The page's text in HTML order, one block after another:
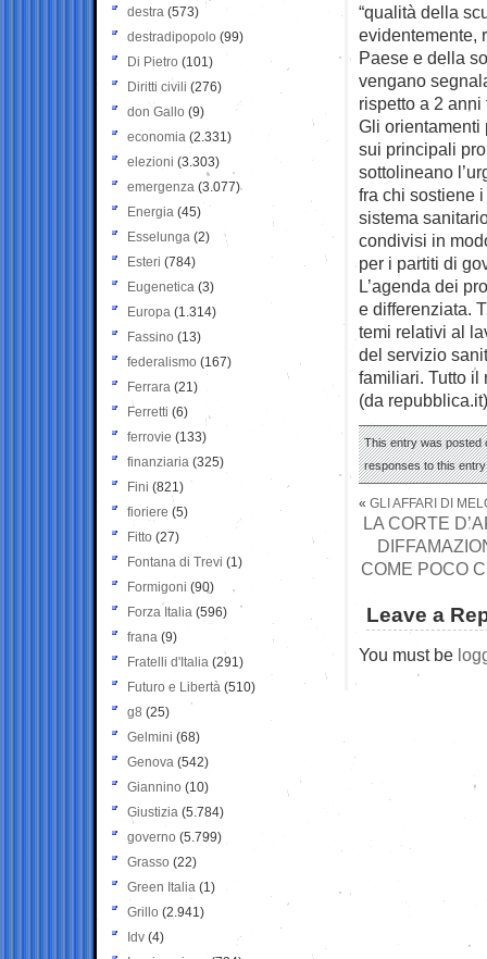
“qualità della
evidentemente,
Paese e della
vengano
rispetto a 2 anni
Gli
sui principali
sottolineano
fra chi sostiene
sistema
condivisi in
per i partiti di
L’agenda dei
e differenziata.
temi relativi al
del servizio
familiari. Tutto
(da repubblica.it)
This entry was posted
responses to this
« GLI AFFARI DI
LA CORTE
COME POCO
Leave a
You must be
destra (573)
destradipopolo (99)
Di Pietro (101)
Diritti civili (276)
don Gallo (9)
economia (2.331)
elezioni (3.303)
emergenza (3.077)
Energia (45)
Esselunga (2)
Esteri (784)
Eugenetica (3)
Europa (1.314)
Fassino (13)
federalismo (167)
Ferrara (21)
Ferretti (6)
ferrovie (133)
finanziaria (325)
Fini (821)
fioriere (5)
Fitto (27)
Fontana di Trevi (1)
Formigoni (90)
Forza Italia (596)
frana (9)
Fratelli d'Italia (291)
Futuro e Libertà (510)
g8 (25)
Gelmini (68)
Genova (542)
Giannino (10)
Giustizia (5.784)
governo (5.799)
Grasso (22)
Green Italia (1)
Grillo (2.941)
Idv (4)